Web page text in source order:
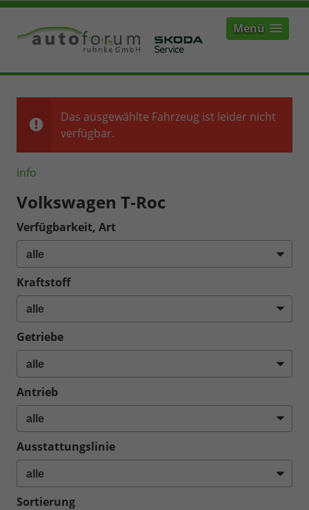
Menü
Das ausgewählte Fahrzeug ist leider nicht
verfügbar.
info
Volkswagen T-Roc
Verfügbarkeit, Art
Kraftstoff
Getriebe
Antrieb
Ausstattungslinie
Sortierung